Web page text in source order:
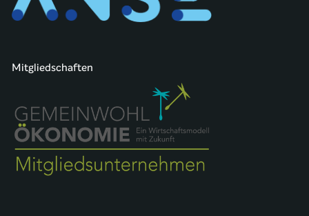
Mitgliedschaften